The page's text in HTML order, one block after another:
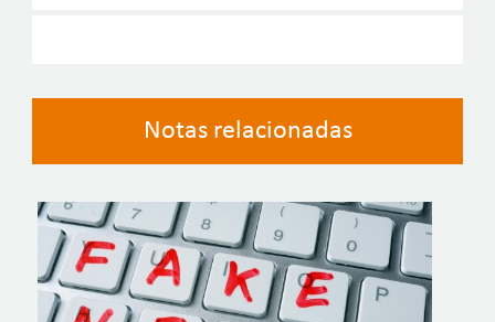
Notas relacionadas